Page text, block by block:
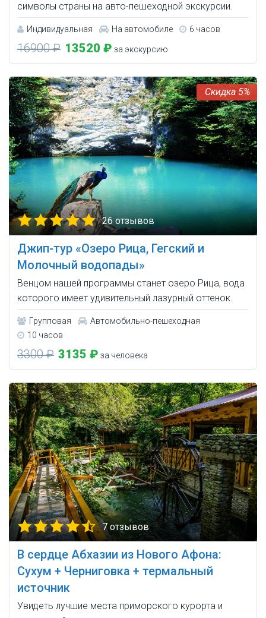
символы страны на авто-пешеходной экскурсии.
Индивидуальная На автомобиле 6 часов
16900 ₽ 13520 ₽ за экскурсию
5%
26 отзывов
Джип-тур «Озеро Рица, Гегский и
Молочный водопады»
Венцом нашей программы станет озеро Рица, вода
которого имеет удивительный лазурный оттенок.
Групповая
Автомобильно-пешеходная
10 часов
3300 ₽ 3135 ₽ за человека
7 отзывов
В сердце Абхазии из Нового Афона:
Сухум + Черниговка + термальный
источник
Увидеть лучшие места приморского курорта и